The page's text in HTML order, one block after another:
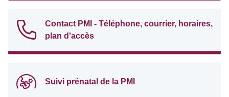
Contact PMI - Téléphone, courrier, horaires,
plan d'accès
Suivi prénatal de la PMI